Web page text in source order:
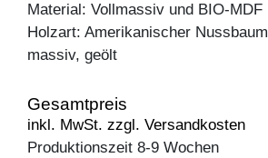
Material: Vollmassiv und BIO-MDF
Holzart: Amerikanischer Nussbaum
massiv, geölt
Gesamtpreis
inkl. MwSt. zzgl. Versandkosten
Produktionszeit 8-9 Wochen